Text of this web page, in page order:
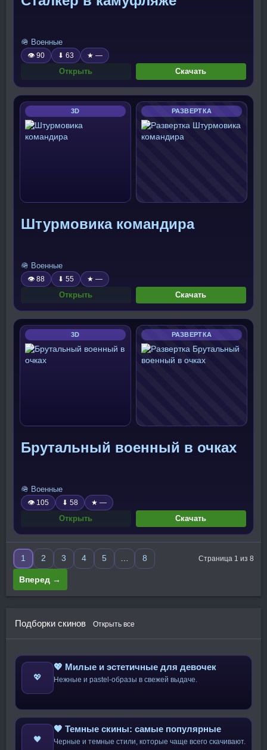
🪖 Военные
👁 90 ⬇ 63 ★ —
Открыть Скачать
3D РАЗВЕРТКА
Штурмовика командира
🪖 Военные
👁 88 ⬇ 55 ★ —
Открыть Скачать
3D РАЗВЕРТКА
Брутальный военный в очках
🪖 Военные
👁 105 ⬇ 58 ★ —
Открыть Скачать
1 2 3 4 5 8 Страница 1 из 8
Вперед →
Подборки скинов Открыть все
💖
💖 Милые и эстетичные для девочек
Нежные и pastel-образы в свежей выдаче.
🖤
🖤 Темные скины: самые популярные
Черные и темные стили, которые чаще всего скачивают.